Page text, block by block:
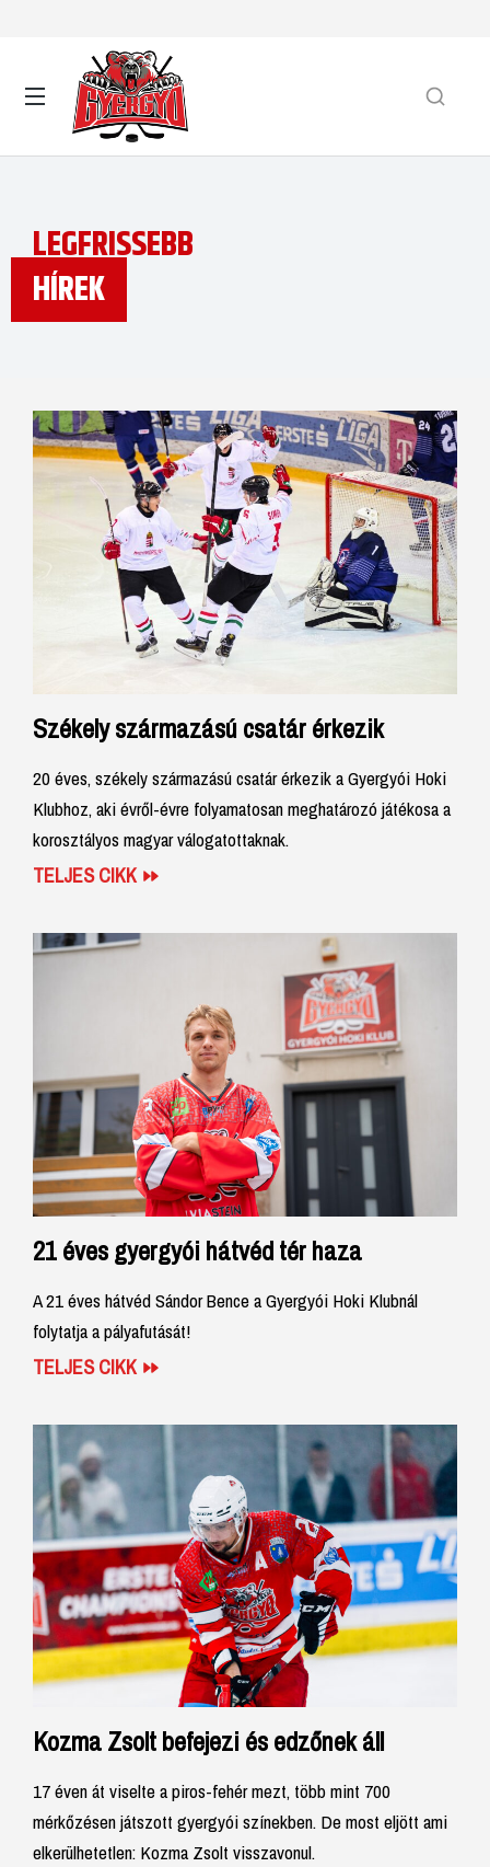
LEGFRISSEBB
HÍREK
Székely származású csatár érkezik
20 éves, székely származású csatár érkezik a Gyergyói Hoki
Klubhoz, aki évről-évre folyamatosan meghatározó játékosa a
korosztályos magyar válogatottaknak.
TELJES CIKK
21 éves gyergyói hátvéd tér haza
A 21 éves hátvéd Sándor Bence a Gyergyói Hoki Klubnál
folytatja a pályafutását!
TELJES CIKK
Kozma Zsolt befejezi és edzőnek áll
17 éven át viselte a piros-fehér mezt, több mint 700
mérkőzésen játszott gyergyói színekben. De most eljött ami
elkerülhetetlen: Kozma Zsolt visszavonul.